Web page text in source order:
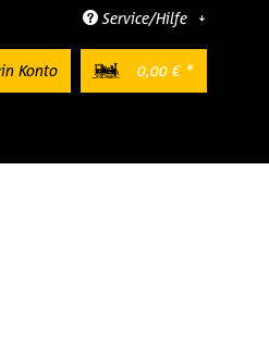
Service/Hilfe
Konto 0,00 € *